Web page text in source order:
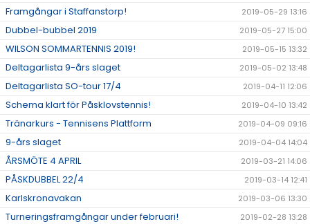
Framgångar i Staffanstorp! 2019-05-29 13:16
Dubbel-bubbel 2019 2019-05-27 15:00
WILSON SOMMARTENNIS 2019! 2019-05-15 13:32
Deltagarlista 9-års slaget 2019-05-02 13:48
Deltagarlista SO-tour 17/4 2019-04-11 12:06
Schema klart för Påsklovstennis! 2019-04-10 13:42
Tränarkurs - Tennisens Plattform 2019-04-09 09:16
9-års slaget 2019-04-04 14:04
ÅRSMÖTE 4 APRIL 2019-03-21 14:06
PÅSKDUBBEL 22/4 2019-03-14 12:41
Karlskronavakan 2019-03-06 13:30
Turneringsframgångar under februari! 2019-02-28 13:28